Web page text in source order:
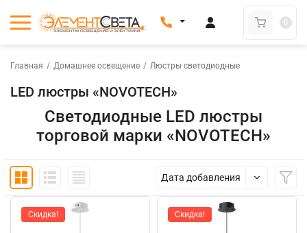
0
Главная / Домашнее освещение / Люстры светодиодные
LED люстры «NOVOTECH»
Светодиодные LED люстры
торговой марки «NOVOTECH»
Дата добавления
Скидка! Скидка!